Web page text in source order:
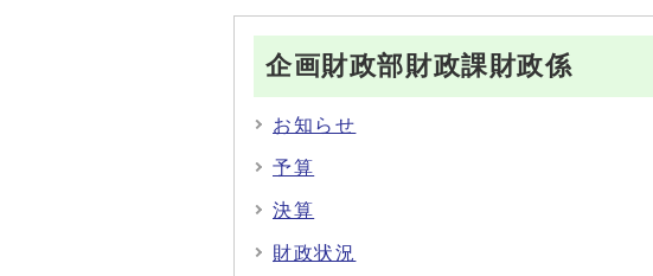
企画財政部財政課財政係
お知らせ
予算
決算
財政状況